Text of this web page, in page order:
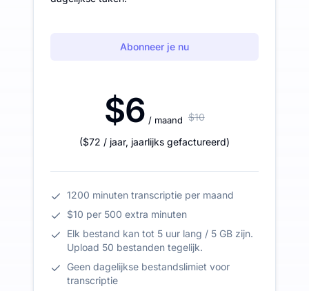
Abonneer je nu
$6 / maand $10
($72 / jaar, jaarlijks gefactureerd)
1200 minuten transcriptie per maand
$10 per 500 extra minuten
Elk bestand kan tot 5 uur lang / 5 GB zijn.
Upload 50 bestanden tegelijk.
Geen dagelijkse bestandslimiet voor
transcriptie